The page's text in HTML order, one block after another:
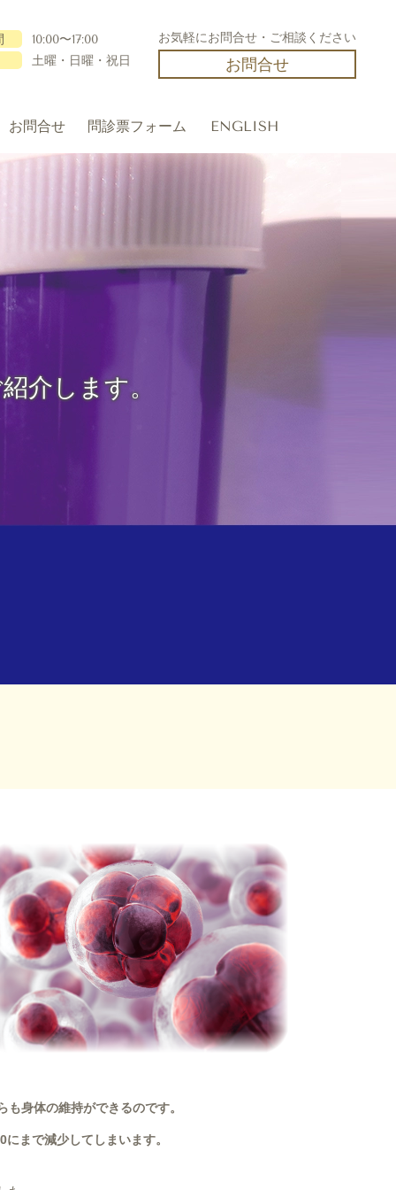
10:00〜17:00
土曜・日曜・祝日
お気軽にお問合せ・ご相談ください
お問合せ
お問合せ 問診票フォーム ENGLISH
介します。
身体の維持ができるのです。
まで減少してしまいます。